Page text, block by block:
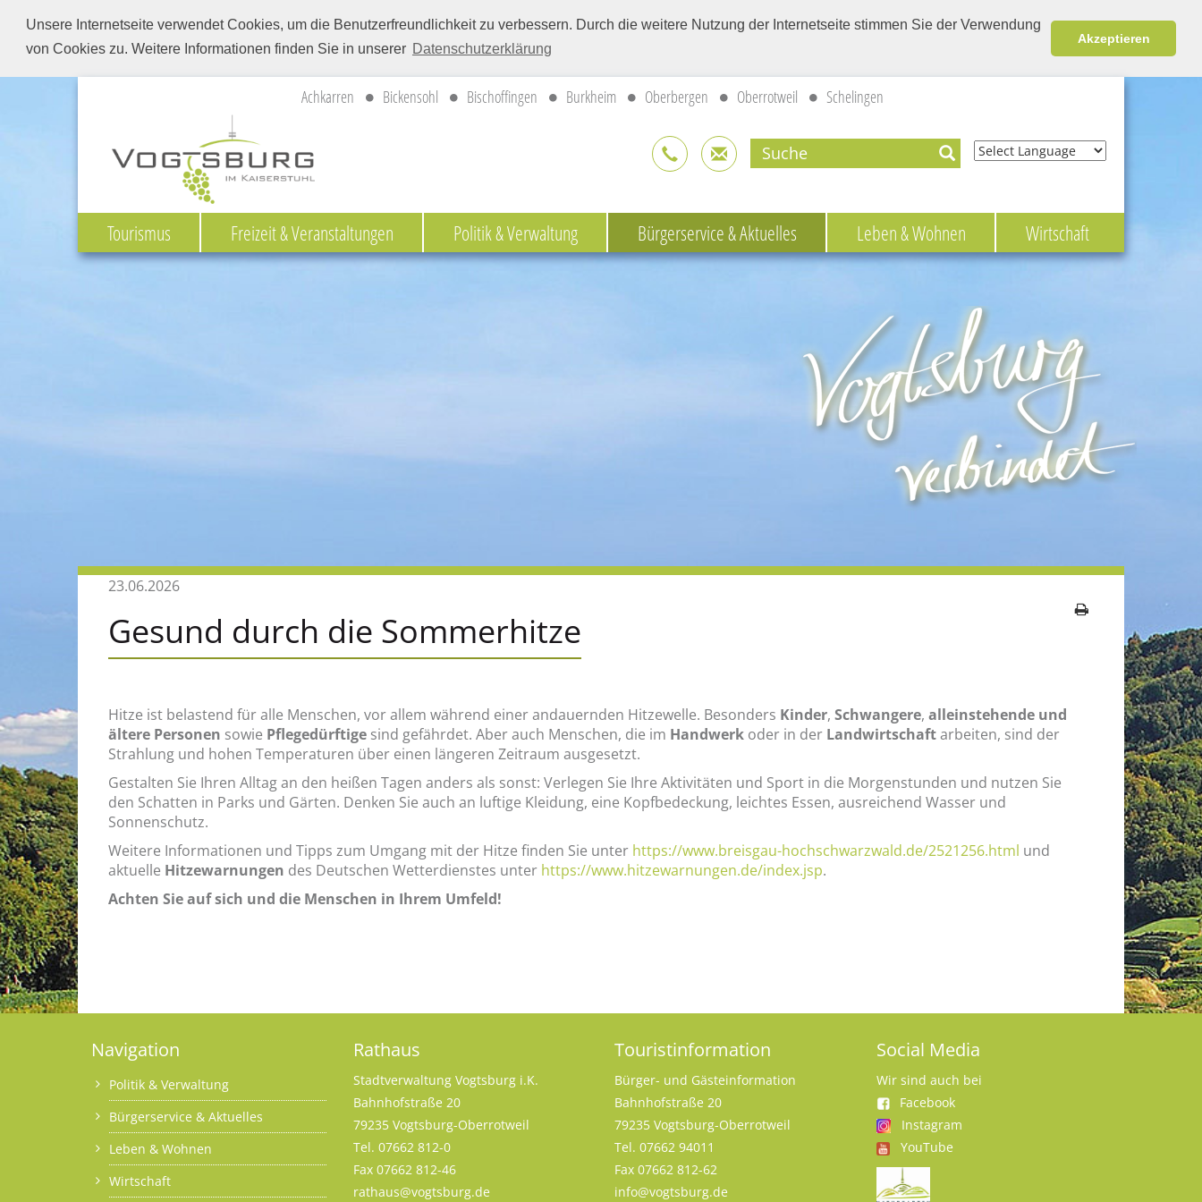
Unsere Internetseite verwendet Cookies, um die Benutzerfreundlichkeit zu verbessern. Durch die weitere Nutzung der Internetseite stimmen Sie der Verwendung
von Cookies zu. Weitere Informationen finden Sie in unserer Datenschutzerklärung
Akzeptieren
Achkarren Bickensohl Bischoffingen Burkheim Oberbergen Oberrotweil Schelingen
Tourismus Freizeit & Veranstaltungen Politik & Verwaltung Bürgerservice & Aktuelles Leben & Wohnen Wirtschaft
23.06.2026
Gesund durch die Sommerhitze
Hitze ist belastend für alle Menschen, vor allem während einer andauernden Hitzewelle. Besonders Kinder, Schwangere, alleinstehende und
ältere Personen sowie Pflegedürftige sind gefährdet. Aber auch Menschen, die im Handwerk oder in der Landwirtschaftarbeiten, sind der
Strahlung und hohen Temperaturen über einen längeren Zeitraum ausgesetzt.
Gestalten Sie Ihren Alltag an den heißen Tagen anders als sonst: Verlegen Sie Ihre Aktivitäten und Sport in die Morgenstunden und nutzen Sie
den Schatten in Parks und Gärten. Denken Sie auch an luftige Kleidung, eine Kopfbedeckung, leichtes Essen, ausreichend Wasser und
Sonnenschutz.
Weitere Informationen und Tipps zum Umgang mit der Hitze finden Sie unter https://www.breisgau-hochschwarzwald.de/2521256.html und
aktuelle Hitzewarnungen des Deutschen Wetterdienstes unter https://www.hitzewarnungen.de/index.jsp.
Achten Sie auf sich und die Menschen in Ihrem Umfeld!
Navigation
Politik & Verwaltung
Bürgerservice & Aktuelles
Leben & Wohnen
Wirtschaft
Rathaus
Stadtverwaltung Vogtsburg i.K.
Bahnhofstraße 20
79235 Vogtsburg-Oberrotweil
Tel. 07662 812-0
Fax 07662 812-46
rathaus@vogtsburg.de
Touristinformation
Bürger- und Gästeinformation
Bahnhofstraße 20
79235 Vogtsburg-Oberrotweil
Tel. 07662 94011
Fax 07662 812-62
info@vogtsburg.de
Social Media
Wir sind auch bei
Facebook
Instagram
YouTube